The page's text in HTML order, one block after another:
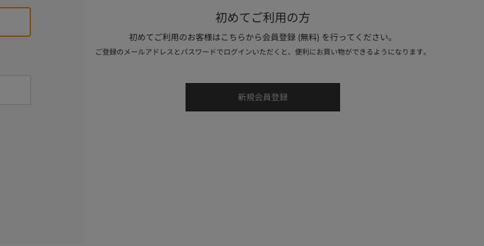
初めてご利用の方
初めてご利用のお客様はこちらから会員登録 (無料) を行ってください。
ご登録のメールアドレスとパスワードでログインいただくと、便利にお買い物ができるようになります。